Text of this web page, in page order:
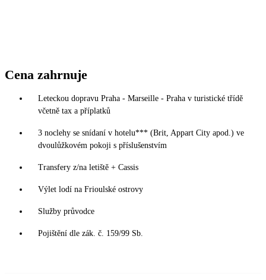
Cena zahrnuje
Leteckou dopravu Praha - Marseille - Praha v turistické třídě
včetně tax a příplatků
3 noclehy se snídaní v hotelu*** (Brit, Appart City apod.) ve
dvoulůžkovém pokoji s příslušenstvím
Transfery z/na letiště + Cassis
Výlet lodí na Frioulské ostrovy
Služby průvodce
Pojištění dle zák. č. 159/99 Sb.